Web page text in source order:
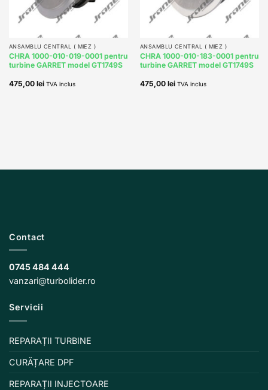
ANSAMBLU CENTRAL ( MIEZ )
CHRA 1000-010-019-0001 pentru
turbine GARRET model GT1749S
475,00 lei TVA inclus
ANSAMBLU CENTRAL ( MIEZ )
CHRA 1000-010-183-0001 pentru
turbine GARRET model GT1749S
475,00 lei TVA inclus
Contact
0745 484 444
vanzari@turbolider.ro
Servicii
REPARAȚII TURBINE
CURĂȚARE DPF
REPARAȚII INJECTOARE